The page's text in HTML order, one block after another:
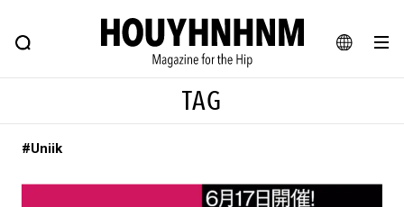
JA
FEATURE BLOG SNAP
ヒップなファッション、カルチャー、ライフスタイルWEBマガジン
#憧れの逸品
TAG
#Uniik